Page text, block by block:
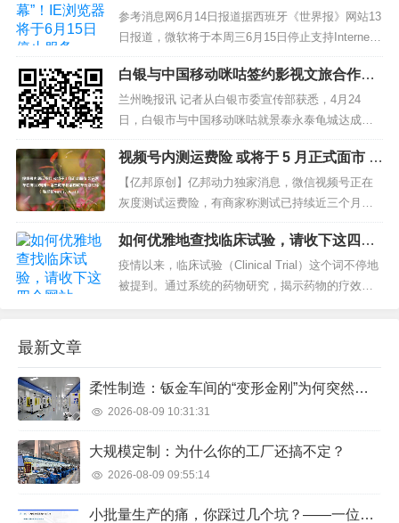
服务
参考消息网6月14日报道据西班牙《世界报》网站13
日报道，微软将于本周三6月15日停止支持Internet
Explorer浏览器的最新可用版本IE 11，转而只提供
其当前的浏览器Microsoft Edge。 报道称，该公司
于去年5月宣布，其线上软件套件Microsoft 365...
白银与中国移动咪咕签约影视文旅合作项
目助推景泰龟城发展
兰州晚报讯 记者从白银市委宣传部获悉，4月24
日，白银市与中国移动咪咕就景泰永泰龟城达成文
旅项目合作并正式签约，预示着这座位于景泰县寺
滩乡境内、距今已有400多年历史的明代军事要塞将
迎来新的发展机遇。 景泰永泰龟城修筑于明万历三
十六年（1608年），是明政府为防御北方少数民族
入...
视频号内测运费险 或将于 5 月正式面市 智
己汽车联席CEO刘涛：第三款车和第四款
车分别对标特斯拉Model Y、Model 3
【亿邦原创】亿邦动力独家消息，微信视频号正在
灰度测试运费险，有商家称测试已持续近三个月。
此前，有商家告诉亿邦动力，视频号运费险可能会
在今年 5 月正式上线。 运费险是电商重要基建之
一，几乎是平台标配服务。2020 年，抖音就上线抖
店运费险服务，此后不断推出补贴计划。2021 年，
如何优雅地查找临床试验，请收下这四个
网站
疫情以来，临床试验（Clinical Trial）这个词不停地
被提到。通过系统的药物研究，揭示药物的疗效就
研究等等，最不济在文章讨论的部分还可以提升一
下文章立...
最新文章
柔性制造：钣金车间的“变形金刚”为何突然不香了？
2026-08-09 10:31:31
大规模定制：为什么你的工厂还搞不定？
2026-08-09 09:55:14
小批量生产的痛，你踩过几个坑？——一位工艺老手的真心话